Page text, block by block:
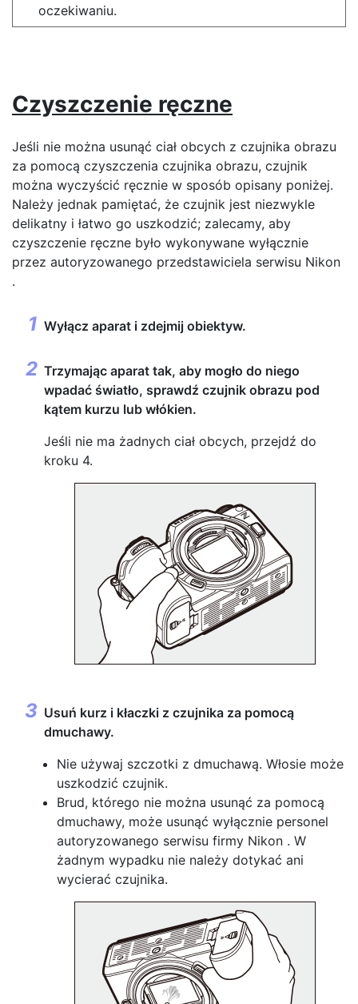
oczekiwaniu.
Czyszczenie ręczne
Jeśli nie można usunąć ciał obcych z czujnika obrazu
za pomocą czyszczenia czujnika obrazu, czujnik
można wyczyścić ręcznie w sposób opisany poniżej.
Należy jednak pamiętać, że czujnik jest niezwykle
delikatny i łatwo go uszkodzić; zalecamy, aby
czyszczenie ręczne było wykonywane wyłącznie
przez autoryzowanego przedstawiciela serwisu Nikon
.
Wyłącz aparat i zdejmij obiektyw.
Trzymając aparat tak, aby mogło do niego
wpadać światło, sprawdź czujnik obrazu pod
kątem kurzu lub włókien.
Jeśli nie ma żadnych ciał obcych, przejdź do
kroku 4.
Usuń kurz i kłaczki z czujnika za pomocą
dmuchawy.
Nie używaj szczotki z dmuchawą. Włosie może
uszkodzić czujnik.
Brud, którego nie można usunąć za pomocą
dmuchawy, może usunąć wyłącznie personel
autoryzowanego serwisu firmy Nikon . W
żadnym wypadku nie należy dotykać ani
wycierać czujnika.